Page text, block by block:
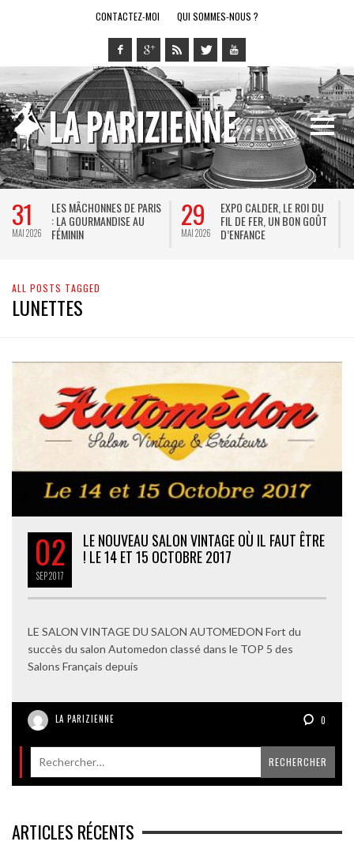
CONTACTEZ-MOI QUI SOMMES-NOUS ?
31
MAI 2026
LES MÂCHONNES DE PARIS
: LA GOURMANDISE AU
FÉMININ
29
MAI 2026
EXPO CALDER, LE ROI DU
FIL DE FER, UN BON GOÛT
D’ENFANCE
ALL POSTS TAGGED
LUNETTES
02
SEP2017
LE NOUVEAU SALON VINTAGE OÙ IL FAUT ÊTRE
! LE 14 ET 15 OCTOBRE 2017
LE SALON VINTAGE DU SALON AUTOMEDON Fort du
succès du salon Automedon classé dans le TOP 5 des
Salons Français depuis
LA PARIZIENNE 0
ARTICLES RÉCENTS